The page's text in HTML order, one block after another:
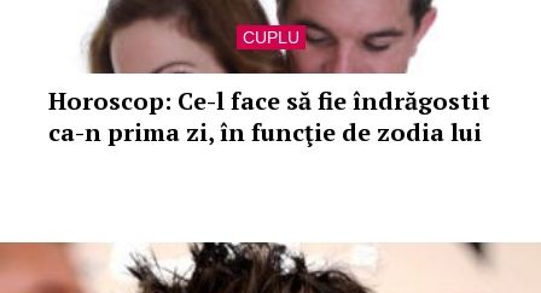
CUPLU
Horoscop: Ce-l face să fie îndrăgostit
ca-n prima zi, în funcţie de zodia lui